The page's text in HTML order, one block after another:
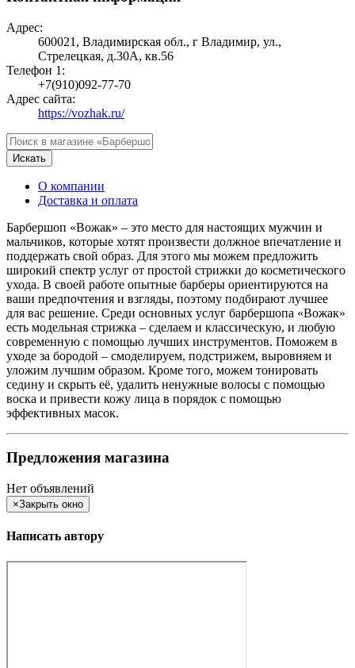
Адрес:
600021, Владимирская обл., г Владимир, ул.,
Стрелецкая, д.30А, кв.56
Телефон 1:
+7(910)092-77-70
Адрес сайта:
https://vozhak.ru/
Искать
О компании
Доставка и оплата
Барбершоп «Вожак» – это место для настоящих мужчин и
мальчиков, которые хотят произвести должное впечатление и
поддержать свой образ. Для этого мы можем предложить
широкий спектр услуг от простой стрижки до косметического
ухода. В своей работе опытные барберы ориентируются на
ваши предпочтения и взгляды, поэтому подбирают лучшее
для вас решение. Среди основных услуг барбершопа «Вожак»
есть модельная стрижка – сделаем и классическую, и любую
современную с помощью лучших инструментов. Поможем в
уходе за бородой – смоделируем, подстрижем, выровняем и
уложим лучшим образом. Кроме того, можем тонировать
седину и скрыть её, удалить ненужные волосы с помощью
воска и привести кожу лица в порядок с помощью
эффективных масок.
Предложения магазина
Нет объявлений
×Закрыть окно
Написать автору